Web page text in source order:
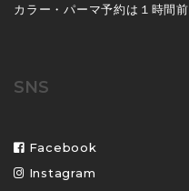
カラー・パーマ予約は１時間前
SNS
Facebook
Instagram